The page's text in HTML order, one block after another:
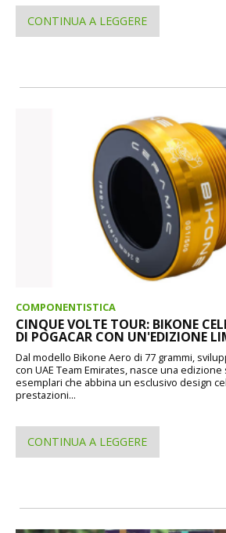
CONTINUA A LEGGERE
COMPONENTISTICA
CINQUE VOLTE TOUR: BIKONE
DI POGACAR CON UN'EDIZIONE
Dal modello Bikone Aero di 77 grammi,
con UAE Team Emirates, nasce una
esemplari che abbina un esclusivo design
prestazioni...
CONTINUA A LEGGERE